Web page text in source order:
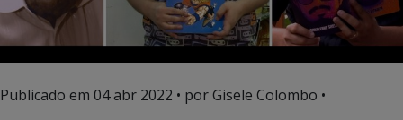
Publicado em 04 abr 2022 • por Gisele Colombo •